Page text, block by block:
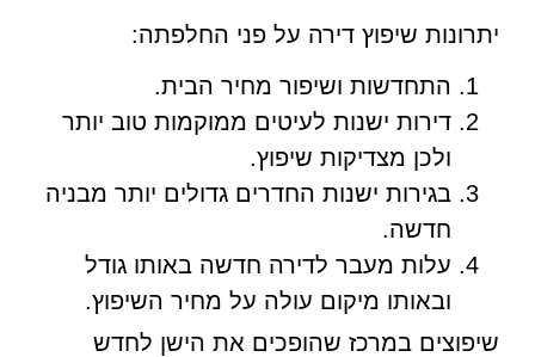
יתרונות שיפוץ דירה על פני החלפתה:
התחדשות ושיפור מחיר הבית.
דירות ישנות לעיטים ממוקמות טוב יותר
ולכן מצדיקות שיפוץ.
בגירות ישנות החדרים גדולים יותר מבניה
חדשה.
עלות מעבר לדירה חדשה באותו גודל
ובאותו מיקום עולה על מחיר השיפוץ.
שיפוצים במרכז שהופכים את הישן לחדש